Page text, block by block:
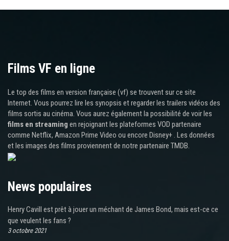
Films VF en ligne
Le top des films en version française (vf) se trouvent sur ce site
Internet. Vous pourrez lire les synopsis et regarder les trailers vidéos des
films sortis au cinéma. Vous aurez également la possibilité de voir les
films en streaming en rejoignant les plateformes VOD partenaire
comme Netflix, Amazon Prime Video ou encore Disney+ . Les données
et les images des films proviennent de notre partenaire TMDB.
News populaires
Henry Cavill est prêt à jouer un méchant de James Bond, mais est-ce ce
que veulent les fans ?
3 octobre 2021